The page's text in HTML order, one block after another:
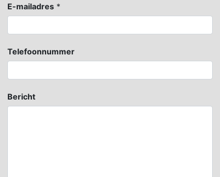
E-mailadres *
Telefoonnummer
Bericht